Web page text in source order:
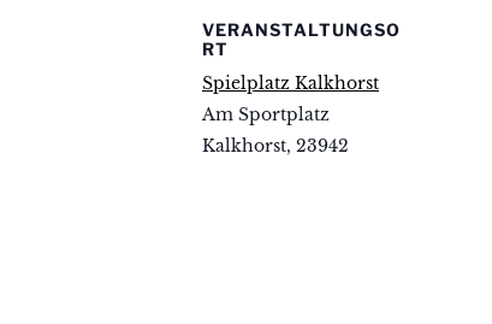
VERANSTALTUNGSO
RT
Spielplatz Kalkhorst
Am Sportplatz
Kalkhorst, 23942